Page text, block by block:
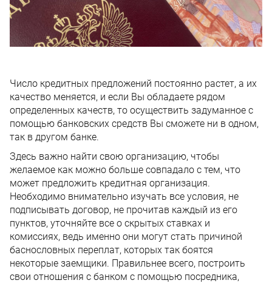
Число кредитных предложений постоянно растет, а их
качество меняется, и если Вы обладаете рядом
определенных качеств, то осуществить задуманное с
помощью банковских средств Вы сможете ни в одном,
так в другом банке.
Здесь важно найти свою организацию, чтобы
желаемое как можно больше совпадало с тем, что
может предложить кредитная организация.
Необходимо внимательно изучать все условия, не
подписывать договор, не прочитав каждый из его
пунктов, уточняйте все о скрытых ставках и
комиссиях, ведь именно они могут стать причиной
баснословных переплат, которых так боятся
некоторые заемщики. Правильнее всего, построить
свои отношения с банком с помощью посредника,